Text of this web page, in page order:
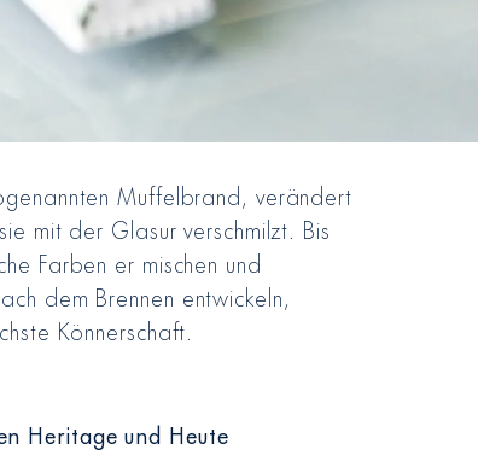
Muffelbrand, verändert
mit der Glasur verschmilzt. Bis
Farben er mischen und
dem Brennen entwickeln,
Könnerschaft.
Heritage und Heute